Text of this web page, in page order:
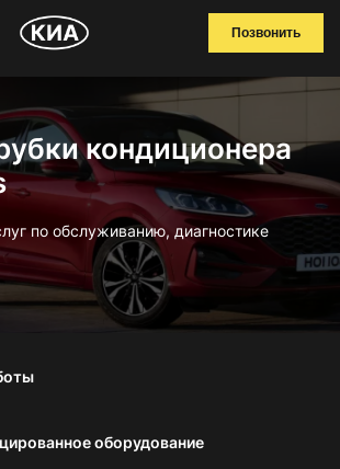
Позвонить
кондиционера
по обслуживанию, диагностике
оборудование